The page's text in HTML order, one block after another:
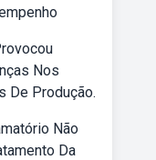
Nos
De Produção.
Não
Da